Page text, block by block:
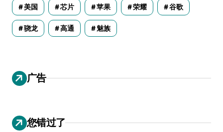
美国 芯片 苹果 荣耀 谷歌
骁龙 高通 魅族
广告
您错过了